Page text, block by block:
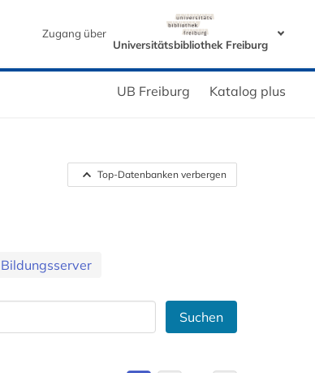
Zugang über
Universitätsbibliothek Freiburg
UB Freiburg Katalog plus
Top-Datenbanken verbergen
Suchen